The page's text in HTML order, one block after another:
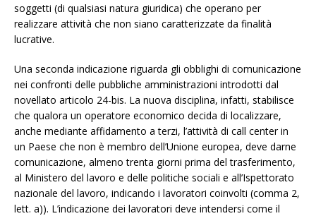
soggetti (di qualsiasi natura giuridica) che operano per
realizzare attività che non siano caratterizzate da finalità
lucrative.
Una seconda indicazione riguarda gli obblighi di comunicazione
nei confronti delle pubbliche amministrazioni introdotti dal
novellato articolo 24-bis. La nuova disciplina, infatti, stabilisce
che qualora un operatore economico decida di localizzare,
anche mediante affidamento a terzi, l’attività di call center in
un Paese che non è membro dell’Unione europea, deve darne
comunicazione, almeno trenta giorni prima del trasferimento,
al Ministero del lavoro e delle politiche sociali e all’Ispettorato
nazionale del lavoro, indicando i lavoratori coinvolti (comma 2,
lett. a)). L’indicazione dei lavoratori deve intendersi come il